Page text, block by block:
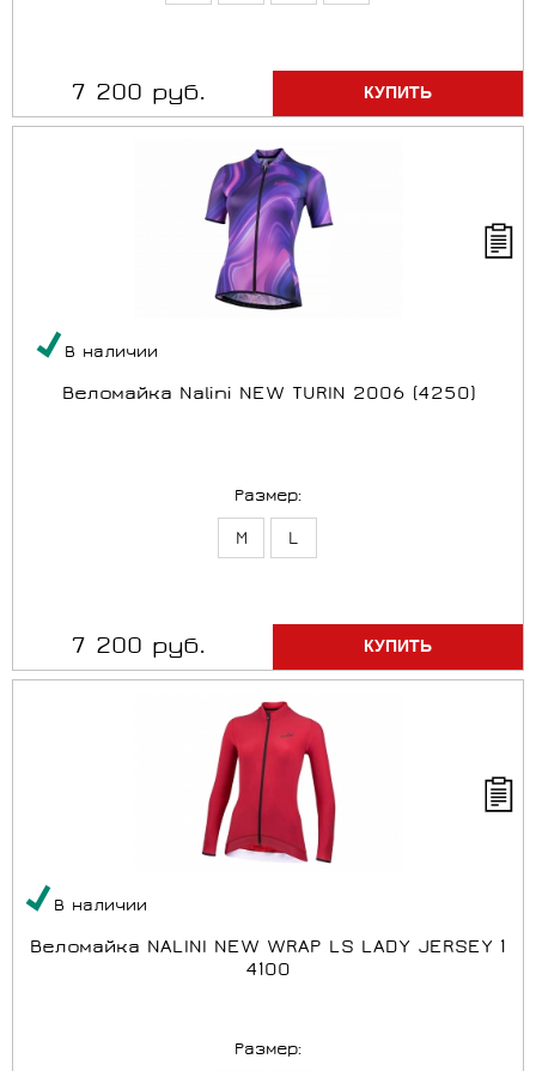
7 200 руб.
В наличии
Веломайка Nalini NEW TURIN 2006 (4250)
Размер:
M L
7 200 руб.
В наличии
Веломайка NALINI NEW WRAP LS LADY JERSEY 1
4100
Размер: